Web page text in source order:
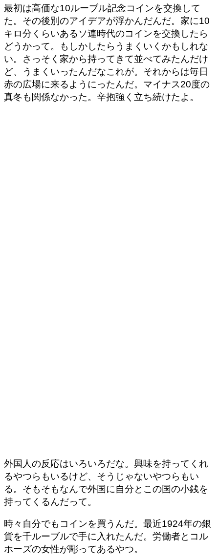
最初は高価な10ルーブル記念コインを交換して
た。その後別のアイデアが浮かんだんだ。家に10
キロ分くらいあるソ連時代のコインを交換したら
どうかって。もしかしたらうまくいくかもしれな
い。さっそく家から持ってきて並べてみたんだけ
ど、うまくいったんだなこれが。それからは毎日
赤の広場に来るようにったんだ。マイナス20度の
真冬も関係なかった。辛抱強く立ち続けたよ。
外国人の反応はいろいろだな。興味を持ってくれ
るやつらもいるけど、そうじゃないやつらもい
る。そもそもなんで外国に自分とこの国の小銭を
持ってくるんだって。
時々自分でもコインを買うんだ。最近1924年の銀
貨を千ルーブルで手に入れたんだ。労働者とコル
ホーズの女性が彫ってあるやつ。